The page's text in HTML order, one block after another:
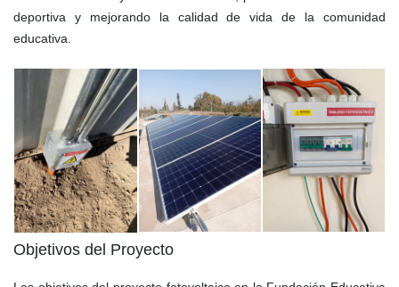
deportiva y mejorando la calidad de vida de la comunidad
educativa.
Objetivos del Proyecto